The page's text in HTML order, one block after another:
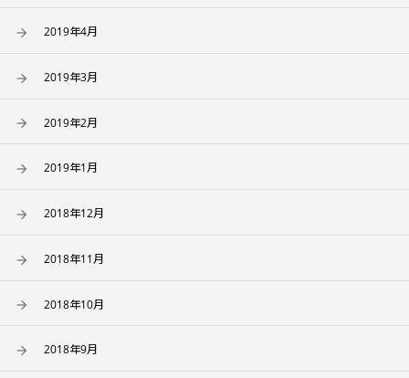
2019年4月
2019年3月
2019年2月
2019年1月
2018年12月
2018年11月
2018年10月
2018年9月